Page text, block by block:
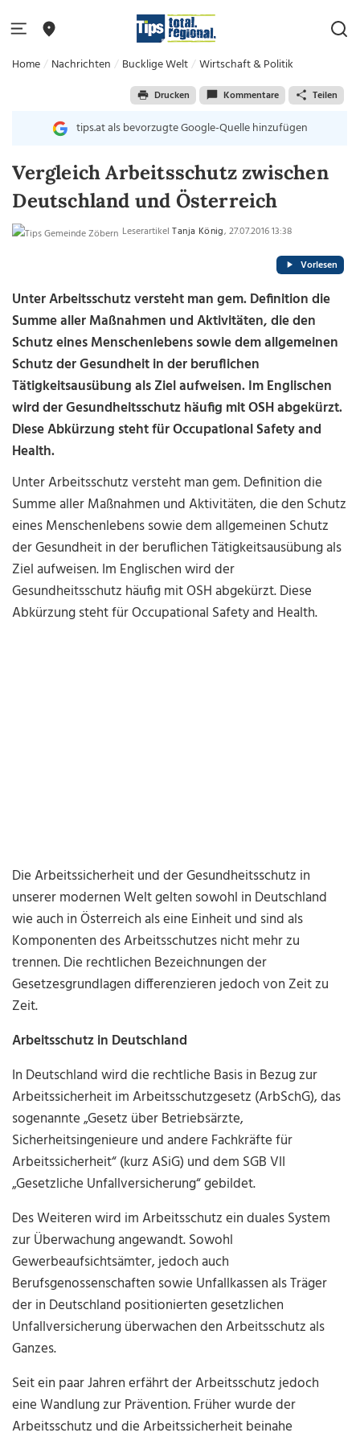
Home Nachrichten Bucklige Welt Wirtschaft & Politik
Drucken Kommentare Teilen
tips.at als bevorzugte Google-Quelle hinzufügen
Vergleich Arbeitsschutz zwischen
Deutschland und Österreich
LeserartikelTanja König, 27.07.2016 13:38
Vorlesen
Unter Arbeitsschutz versteht man gem. Definition die
Summe aller Maßnahmen und Aktivitäten, die den
Schutz eines Menschenlebens sowie dem allgemeinen
Schutz der Gesundheit in der beruflichen
Tätigkeitsausübung als Ziel aufweisen. Im Englischen
wird der Gesundheitsschutz häufig mit OSH abgekürzt.
Diese Abkürzung steht für Occupational Safety and
Health.
Unter Arbeitsschutz versteht man gem. Definition die
Summe aller Maßnahmen und Aktivitäten, die den Schutz
eines Menschenlebens sowie dem allgemeinen Schutz
der Gesundheit in der beruflichen Tätigkeitsausübung als
Ziel aufweisen. Im Englischen wird der
Gesundheitsschutz häufig mit OSH abgekürzt. Diese
Abkürzung steht für Occupational Safety and Health.
Die Arbeitssicherheit und der Gesundheitsschutz in
unserer modernen Welt gelten sowohl in Deutschland
wie auch in Österreich als eine Einheit und sind als
Komponenten des Arbeitsschutzes nicht mehr zu
trennen. Die rechtlichen Bezeichnungen der
Gesetzesgrundlagen differenzieren jedoch von Zeit zu
Zeit.
Arbeitsschutz in Deutschland
In Deutschland wird die rechtliche Basis in Bezug zur
Arbeitssicherheit im Arbeitsschutzgesetz (ArbSchG), das
sogenannte „Gesetz über Betriebsärzte,
Sicherheitsingenieure und andere Fachkräfte für
Arbeitssicherheit“ (kurz ASiG) und dem SGB VII
„Gesetzliche Unfallversicherung“ gebildet.
Des Weiteren wird im Arbeitsschutz ein duales System
zur Überwachung angewandt. Sowohl
Gewerbeaufsichtsämter, jedoch auch
Berufsgenossenschaften sowie Unfallkassen als Träger
der in Deutschland positionierten gesetzlichen
Unfallversicherung überwachen den Arbeitsschutz als
Ganzes.
Seit ein paar Jahren erfährt der Arbeitsschutz jedoch
eine Wandlung zur Prävention. Früher wurde der
Arbeitsschutz und die Arbeitssicherheit beinahe